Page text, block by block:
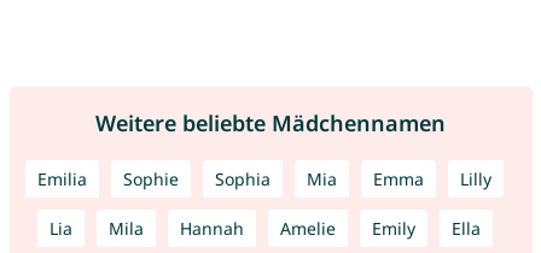
Weitere beliebte Mädchennamen
Emilia Sophie Sophia Mia Emma Lilly
Lia Mila Hannah Amelie Emily Ella